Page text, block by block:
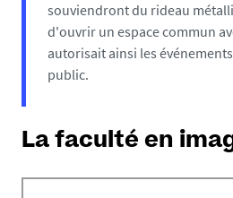
souviendront du rideau
d'ouvrir un espace commun
autorisait ainsi les
public.
La faculté en